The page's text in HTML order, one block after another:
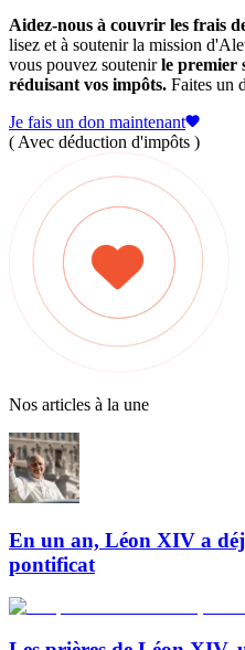
Aidez-nous à couvrir les frais
lisez et à soutenir la mission
vous pouvez soutenirle premier
réduisant vos impôts. Faites un
Je fais un don maintenant
( Avec déduction d'impôts )
Nos articles à la une
En un an, Léon XIV a
pontificat